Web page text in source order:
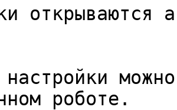
открываются
роботе.